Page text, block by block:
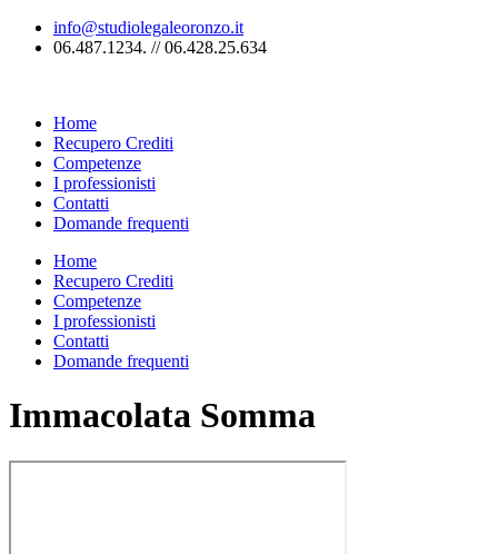
info@studiolegaleoronzo.it
06.487.1234. // 06.428.25.634
Home
Recupero Crediti
Competenze
I professionisti
Contatti
Domande frequenti
Home
Recupero Crediti
Competenze
I professionisti
Contatti
Domande frequenti
Immacolata Somma